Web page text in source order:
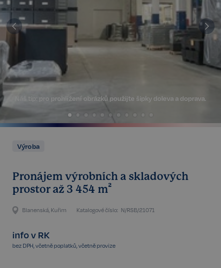
Náš tip: pro prohlížení obrázků použijte šipky doleva a doprava.
Výroba
Pronájem výrobních a skladových
prostor až 3 454 m²
Blanenská, Kuřim Katalogové číslo: N/RSB/21071
info v RK
bez DPH, včetně poplatků, včetně provize